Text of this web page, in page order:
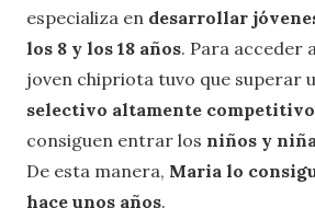
especializa en desarrollar
los 8 y los 18 años. Para acceder
joven chipriota tuvo que superar
selectivo altamente competitivo
consiguen entrar los niños y
De esta manera, Maria lo
hace unos años.